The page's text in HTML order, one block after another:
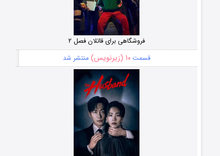
فروشگاهی برای قاتلان فصل ۲
قسمت۱۰ (زیرنویس) منتشر شد